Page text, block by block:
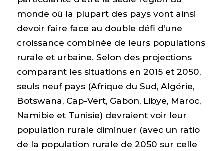
monde où la plupart des pays vont ainsi
devoir faire face au double défi d’une
croissance combinée de leurs populations
rurale et urbaine. Selon des projections
comparant les situations en 2015 et 2050,
seuls neuf pays (Afrique du Sud, Algérie,
Botswana, Cap-Vert, Gabon, Libye, Maroc,
Namibie et Tunisie) devraient voir leur
population rurale diminuer (avec un ratio
de la population rurale de 2050 sur celle